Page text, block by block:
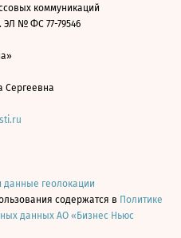
коммуникаций
ЭЛ № ФС 77-79546
Сергеевна
данные геолокации
содержатся в Политике
данных АО «Бизнес Ньюс